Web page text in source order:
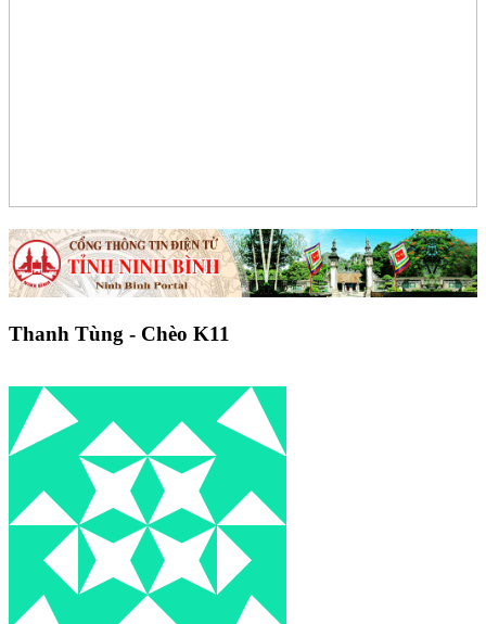
Thanh Tùng - Chèo K11